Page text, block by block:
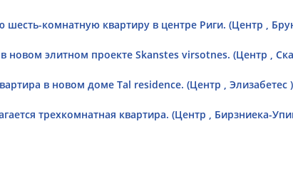
комнатную квартиру в центре Риги. (Центр ,
новом элитном проекте Skanstes virsotnes. (Центр ,
в новом доме Tal residence. (Центр , Элизабетес )
трехкомнатная квартира. (Центр , Бирзниека-